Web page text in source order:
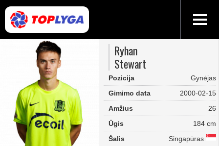
Ryhan
Stewart
Pozicija
Gynėjas
Gimimo data
2000-02-15
Amžius
26
Ūgis
184 cm
Šalis
Singapūras